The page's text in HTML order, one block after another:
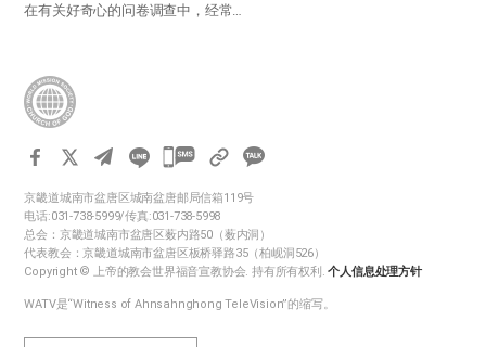
在有关好奇心的问卷调查中，经常…
카
오
톡
공
하
京畿道城南市盆唐区城南盆唐邮局信箱119号
电话:031-738-5999/传真:031-738-5998
总会：京畿道城南市盆唐区薮内路50（薮内洞）
代表教会：京畿道城南市盆唐区板桥驿路35（柏岘洞526）
Copyright © 上帝的教会世界福音宣教协会. 持有所有权利.个人信息处理方针
WATV是“Witness of Ahnsahnghong TeleVision”的缩写。